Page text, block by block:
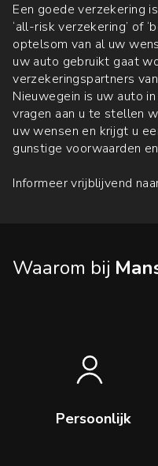
Een goede verzekering
‘all-risk verzekering’ of
optelsom van al uw
uw auto gebruikt gaat
verzekeringspartners
Nieuwegein is uw auto
vragen aan u te stellen
uw wensen en krijgt u
gunstige voorwaarden
Informeer vrijblijvend
Waarom bij
Persoonlijk